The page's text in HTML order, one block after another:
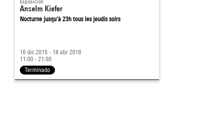
Anselm Kiefer
Nocturne jusqu'à 23h tous les jeudis soirs
16 dic 2015 - 18 abr 2016
11:00 - 21:00
Terminado